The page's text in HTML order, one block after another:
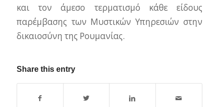
και τον άμεσο τερματισμό κάθε είδους
παρέμβασης των Μυστικών Υπηρεσιών στην
δικαιοσύνη της Ρουμανίας.
Share this entry